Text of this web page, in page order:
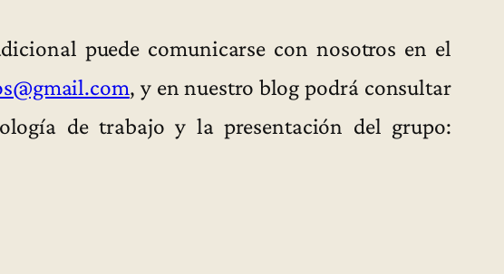
puede comunicarse con nosotros en el
, y en nuestro blog podrá consultar
de trabajo y la presentación del grupo: